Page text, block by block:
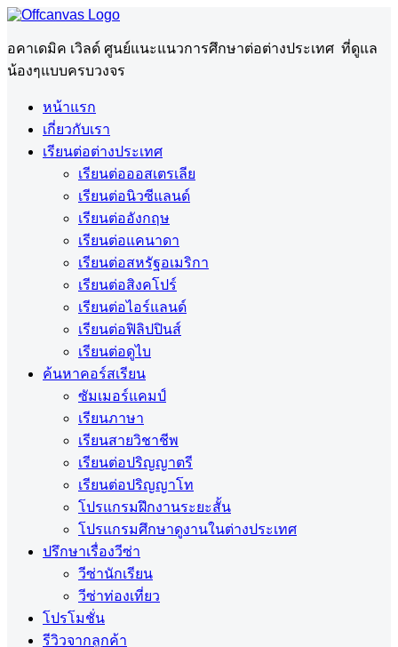
อคาเดมิค เวิลด์ ศูนย์แนะแนวการศึกษาต่อต่างประเทศ ที่ดูแล
น้องๆแบบครบวงจร
หน้าแรก
เกี่ยวกับเรา
เรียนต่อต่างประเทศ
เรียนต่อออสเตรเลีย
เรียนต่อนิวซีแลนด์
เรียนต่ออังกฤษ
เรียนต่อแคนาดา
เรียนต่อสหรัฐอเมริกา
เรียนต่อสิงคโปร์
เรียนต่อไอร์แลนด์
เรียนต่อฟิลิปปินส์
เรียนต่อดูไบ
ค้นหาคอร์สเรียน
ซัมเมอร์แคมป์
เรียนภาษา
เรียนสายวิชาชีพ
เรียนต่อปริญญาตรี
เรียนต่อปริญญาโท
โปรแกรมฝึกงานระยะสั้น
โปรแกรมศึกษาดูงานในต่างประเทศ
ปรึกษาเรื่องวีซ่า
วีซ่านักเรียน
วีซ่าท่องเที่ยว
โปรโมชั่น
รีวิวจากลูกค้า